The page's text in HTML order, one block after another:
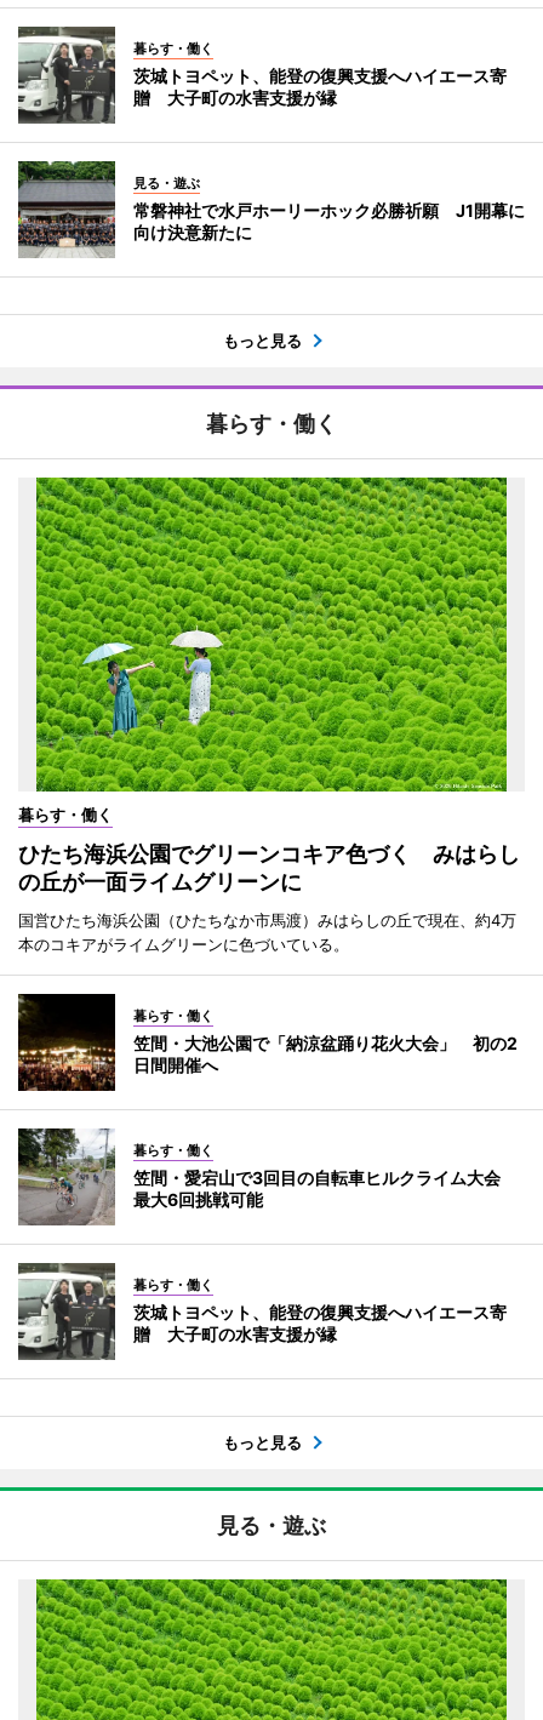
暮らす・働く
茨城トヨペット、能登の復興支援へハイエース寄
贈 大子町の水害支援が縁
見る・遊ぶ
常磐神社で水戸ホーリーホック必勝祈願 J1開幕に
向け決意新たに
もっと見る
暮らす・働く
暮らす・働く
ひたち海浜公園でグリーンコキア色づく みはらし
の丘が一面ライムグリーンに
国営ひたち海浜公園（ひたちなか市馬渡）みはらしの丘で現在、約4万
本のコキアがライムグリーンに色づいている。
暮らす・働く
笠間・大池公園で「納涼盆踊り花火大会」 初の2
日間開催へ
暮らす・働く
笠間・愛宕山で3回目の自転車ヒルクライム大会
最大6回挑戦可能
暮らす・働く
茨城トヨペット、能登の復興支援へハイエース寄
贈 大子町の水害支援が縁
もっと見る
見る・遊ぶ